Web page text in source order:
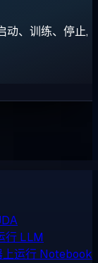
动、训练、停止,
行 LLM
上运行 Notebook